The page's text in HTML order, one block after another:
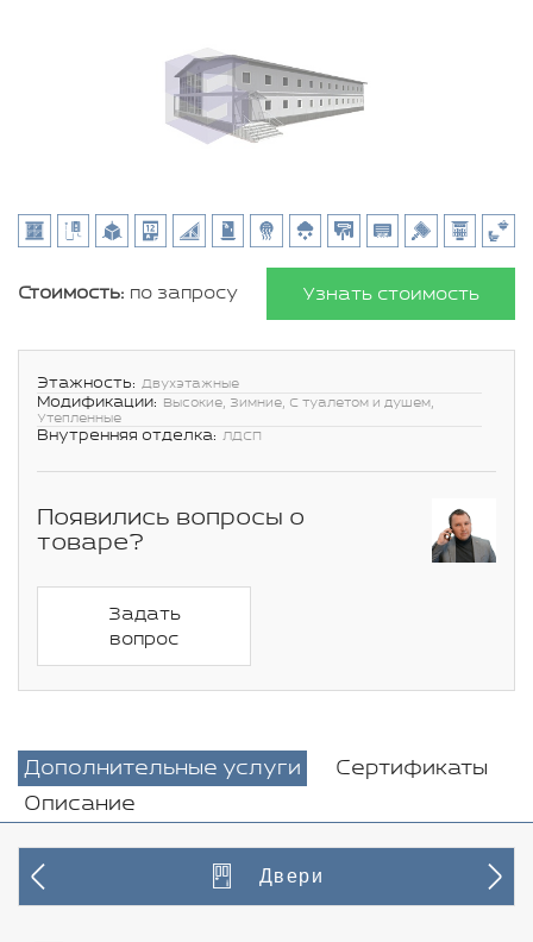
Стоимость: по запросу Узнать стоимость
Этажность: Двухэтажные
Модификации: Высокие, Зимние, С туалетом и душем,
Утепленные
Внутренняя отделка: ЛДСП
Появились вопросы о
товаре?
Задать
вопрос
Дополнительные услуги
Сертификаты
Описание
Двери